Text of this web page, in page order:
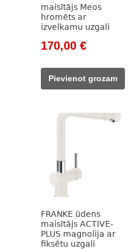
maisītājs Meos
hromēts ar
izvelkamu uzgali
Original
was:
226,00 €.
170,00 €Current
170,00 €.
Pievienot grozam
FRANKE ūdens
maisītājs ACTIVE-
PLUS magnolija ar
fiksētu uzgali